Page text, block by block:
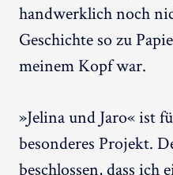
handwerklich noch
Geschichte so zu
meinem Kopf war.
»Jelina und Jaro« ist
besonderes Projekt.
beschlossen, dass ich